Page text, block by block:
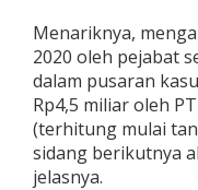
Menariknya,
2020 oleh pejabat
dalam pusaran
Rp4,5 miliar oleh
(terhitung mulai
sidang berikutnya
jelasnya.